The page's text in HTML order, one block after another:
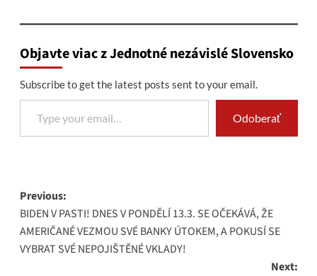
Objavte viac z Jednotné nezávislé Slovensko
Subscribe to get the latest posts sent to your email.
Type your email…
Odoberať
Post
navigation
Previous:
BIDEN V PASTI! DNES V PONDĚLÍ 13.3. SE OČEKÁVÁ, ŽE
AMERIČANÉ VEZMOU SVÉ BANKY ÚTOKEM, A POKUSÍ SE
VYBRAT SVÉ NEPOJIŠTĚNÉ VKLADY!
Next: